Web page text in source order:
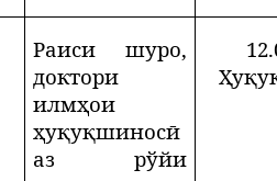
Раиси шуро,
доктори
илмҳои
ҳуқуқшиносӣ
аз рўйи